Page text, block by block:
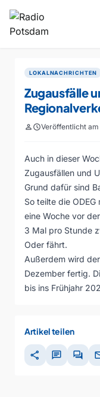
LOKALNACHRICHTEN
Zugausfälle
personscheduleVeröffentlicht
Auch in dieser
Zugausfällen und
Grund dafür sind
So teilte die ODEG
eine Woche vor
3 Mal pro Stunde
Oder fährt.
Außerdem wird
Dezember fertig.
bis ins Frühjahr
Artikel teilen
share chat forum